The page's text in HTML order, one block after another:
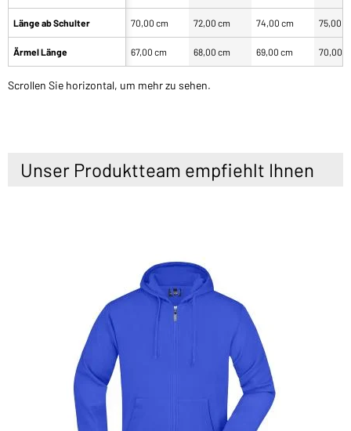
Länge ab Schulter
Ärmel Länge
70,00 cm 72,00 cm 74,00 cm 75,00
67,00 cm 68,00 cm 69,00 cm 70,00
Scrollen Sie horizontal, um mehr zu sehen.
Unser Produktteam empfiehlt Ihnen